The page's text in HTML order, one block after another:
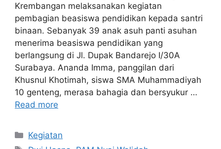
Krembangan melaksanakan kegiatan
pembagian beasiswa pendidikan kepada santri
binaan. Sebanyak 39 anak asuh panti asuhan
menerima beasiswa pendidikan yang
berlangsung di Jl. Dupak Bandarejo I/30A
Surabaya. Ananda Imma, panggilan dari
Khusnul Khotimah, siswa SMA Muhammadiyah
10 genteng, merasa bahagia dan bersyukur …
Read more
Kategori
Kegiatan